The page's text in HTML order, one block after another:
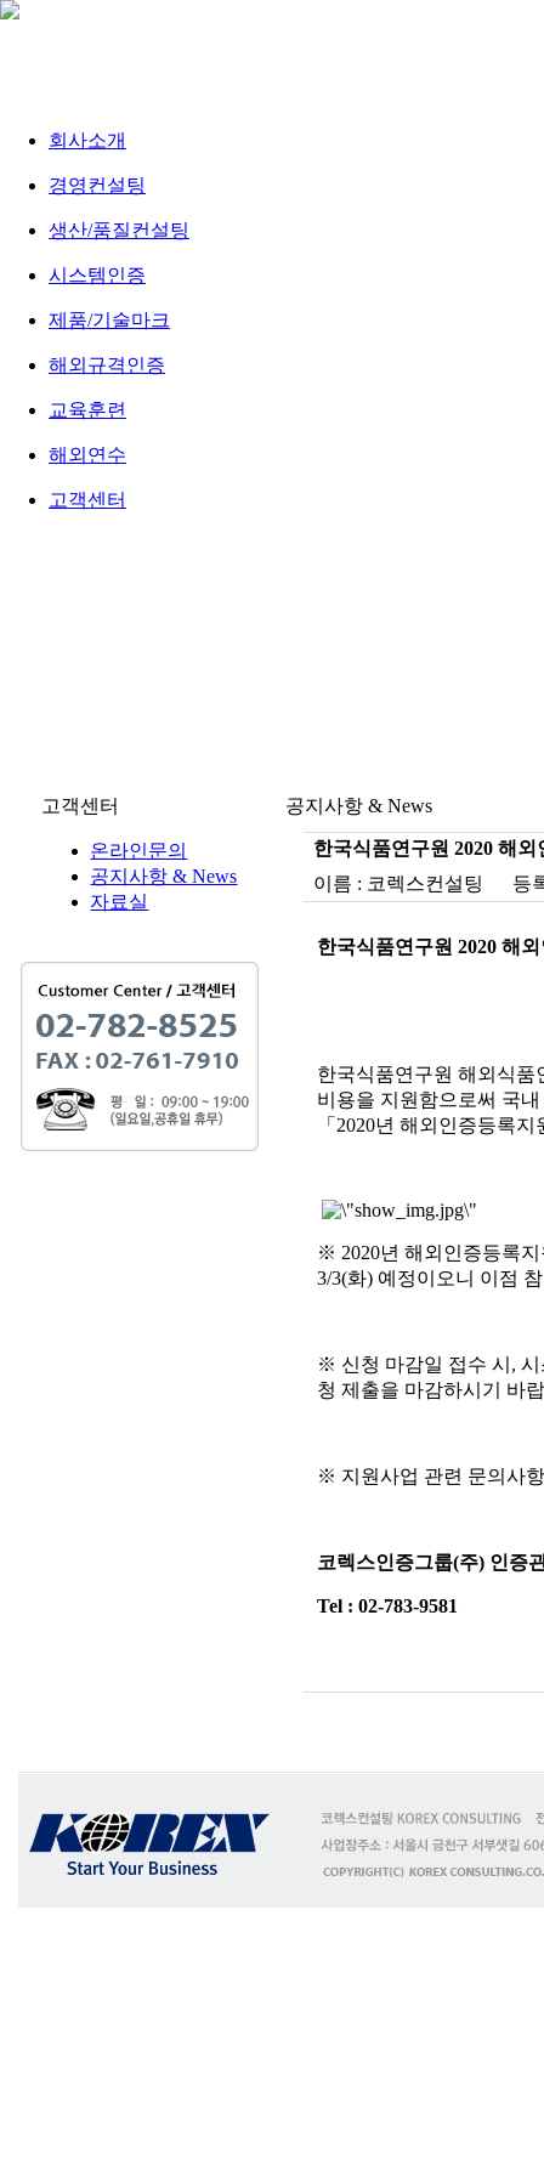
회사소개
경영컨설팅
생산/품질컨설팅
시스템인증
제품/기술마크
해외규격인증
교육훈련
해외연수
고객센터
고객센터
온라인문의
공지사항 & News
자료실
공지사항 & News
한국식품연구원 2020 해
이름 : 코렉스컨설팅 등
한국식품연구원 2020 해
한국식품연구원 해외식품
비용을 지원함으로써 국
「2020년 해외인증등록
※ 2020년 해외인증등록
3/3(화) 예정이오니 이점
※ 신청 마감일 접수 시,
청 제출을 마감하시기 바
※ 지원사업 관련 문의사
코렉스인증그룹(주) 인증
Tel : 02-783-9581